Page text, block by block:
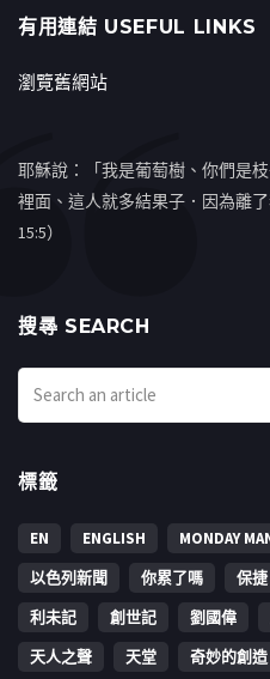
有用連結 USEFUL LINKS
瀏覽舊網站
耶穌說：「我是葡萄樹、你們是
裡面、這人就多結果子．因為離
15:5）
搜㝷 SEARCH
標籤
EN ENGLISH MONDAY
以色列新聞
你累了嗎 保捷
利未記
創世記 劉國偉
天人之聲
天堂 奇妙的創造